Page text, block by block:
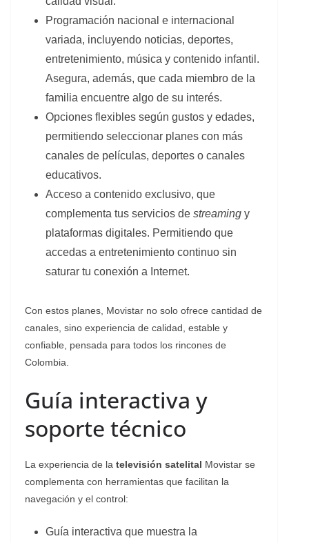
Programación nacional e internacional
variada, incluyendo noticias, deportes,
entretenimiento, música y contenido infantil.
Asegura, además, que cada miembro de la
familia encuentre algo de su interés.
Opciones flexibles según gustos y edades,
permitiendo seleccionar planes con más
canales de películas, deportes o canales
educativos.
Acceso a contenido exclusivo, que
complementa tus servicios de streaming y
plataformas digitales. Permitiendo que
accedas a entretenimiento continuo sin
saturar tu conexión a Internet.
Con estos planes, Movistar no solo ofrece cantidad de
canales, sino experiencia de calidad, estable y
confiable, pensada para todos los rincones de
Colombia.
Guía interactiva y
soporte técnico
La experiencia de la televisión satelital Movistar se
complementa con herramientas que facilitan la
navegación y el control:
Guía interactiva que muestra la